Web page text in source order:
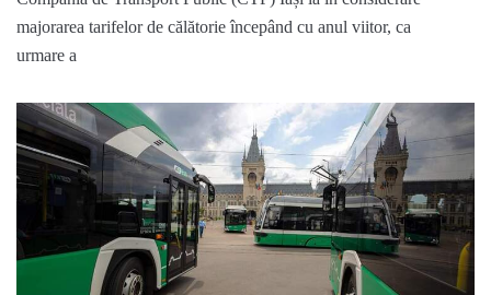
majorarea tarifelor de călătorie începând cu anul viitor, ca
urmare a